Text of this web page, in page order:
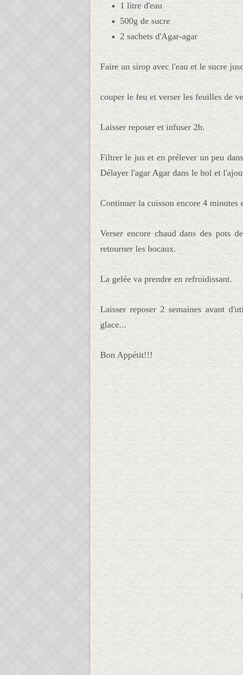
1 litre d'eau
500g de sucre
2 sachets d'Agar-agar
Faire un sirop avec l'eau et le sucre
couper le feu et verser les feuilles de
Laisser reposer et infuser 2h.
Filtrer le jus et en prélever un peu
Délayer l'agar Agar dans le bol et
Continuer la cuisson encore 4 minutes
Verser encore chaud dans des pots
retourner les bocaux.
La gelée va prendre en refroidissant.
Laisser reposer 2 semaines avant
glace...
Bon Appétit!!!